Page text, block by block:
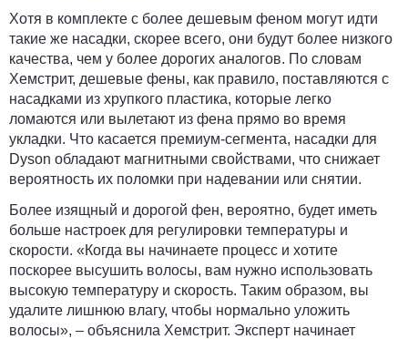
Хотя в комплекте с более дешевым феном могут идти
такие же насадки, скорее всего, они будут более низкого
качества, чем у более дорогих аналогов. По словам
Хемстрит, дешевые фены, как правило, поставляются с
насадками из хрупкого пластика, которые легко
ломаются или вылетают из фена прямо во время
укладки. Что касается премиум-сегмента, насадки для
Dyson обладают магнитными свойствами, что снижает
вероятность их поломки при надевании или снятии.
Более изящный и дорогой фен, вероятно, будет иметь
больше настроек для регулировки температуры и
скорости. «Когда вы начинаете процесс и хотите
поскорее высушить волосы, вам нужно использовать
высокую температуру и скорость. Таким образом, вы
удалите лишнюю влагу, чтобы нормально уложить
волосы», – объяснила Хемстрит. Эксперт начинает